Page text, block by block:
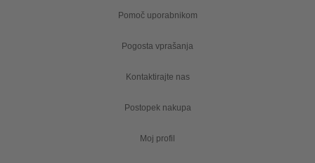
Pomoč uporabnikom
Pogosta vprašanja
Kontaktirajte nas
Postopek nakupa
Moj profil